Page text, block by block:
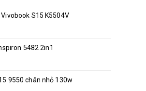
S15 K5504V
5482 2in1
9550 chân nhỏ 130w